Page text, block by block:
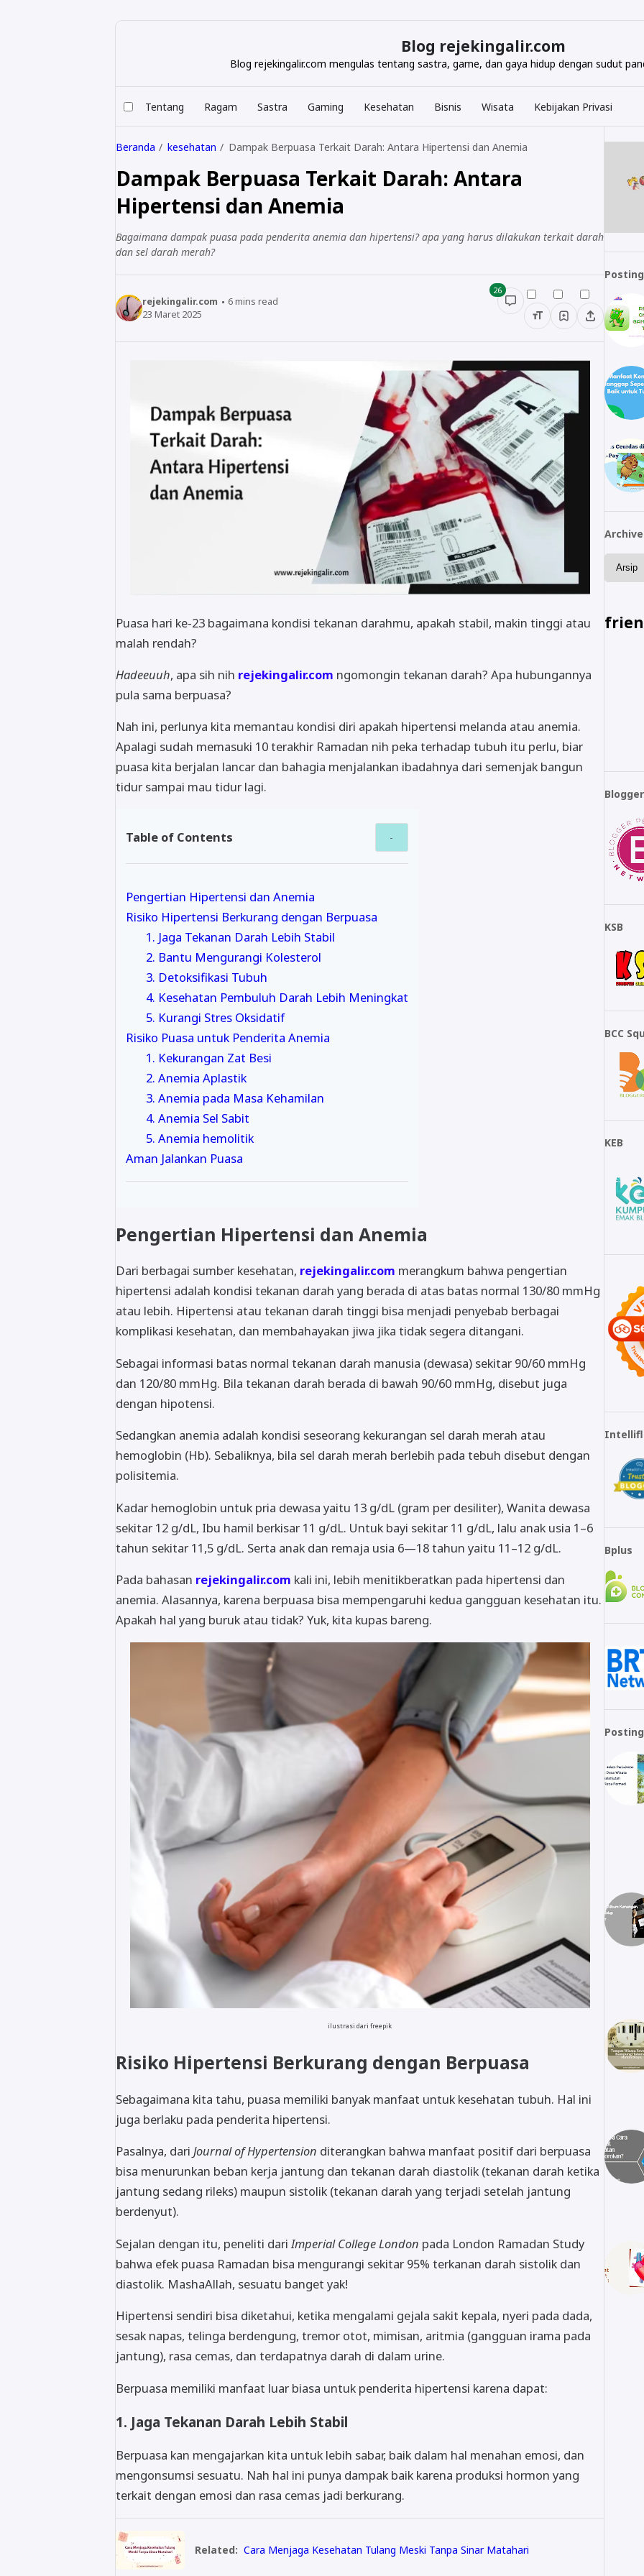
Blog rejekingalir.com
Blog rejekingalir.com mengulas tentang sastra, game, dan gaya hidup dengan sudut
Tentang Ragam Sastra Gaming Kesehatan Bisnis Wisata Kebijakan Privasi
Beranda kesehatan Dampak Berpuasa Terkait Darah: Antara Hipertensi dan Anemia
Dampak Berpuasa Terkait Darah: Antara
Hipertensi dan Anemia
Bagaimana dampak puasa pada penderita anemia dan hipertensi? apa yang harus dilakukan terkait darah
dan sel darah merah?
rejekingalir.com 6mins read
23 Maret 2025
26
Puasa hari ke-23 bagaimana kondisi tekanan darahmu, apakah stabil, makin tinggi atau
malah rendah?
Hadeeuuh, apa sih nih rejekingalir.com ngomongin tekanan darah? Apa hubungannya
pula sama berpuasa?
Nah ini, perlunya kita memantau kondisi diri apakah hipertensi melanda atau anemia.
Apalagi sudah memasuki 10 terakhir Ramadan nih peka terhadap tubuh itu perlu, biar
puasa kita berjalan lancar dan bahagia menjalankan ibadahnya dari semenjak bangun
tidur sampai mau tidur lagi.
Table of Contents
Pengertian Hipertensi dan Anemia
Risiko Hipertensi Berkurang dengan Berpuasa
1. Jaga Tekanan Darah Lebih Stabil
2. Bantu Mengurangi Kolesterol
3. Detoksifikasi Tubuh
4. Kesehatan Pembuluh Darah Lebih Meningkat
5. Kurangi Stres Oksidatif
Risiko Puasa untuk Penderita Anemia
1. Kekurangan Zat Besi
2. Anemia Aplastik
3. Anemia pada Masa Kehamilan
4. Anemia Sel Sabit
5. Anemia hemolitik
Aman Jalankan Puasa
Pengertian Hipertensi dan Anemia
Dari berbagai sumber kesehatan, rejekingalir.com merangkum bahwa pengertian
hipertensi adalah kondisi tekanan darah yang berada di atas batas normal 130/80 mmHg
atau lebih. Hipertensi atau tekanan darah tinggi bisa menjadi penyebab berbagai
komplikasi kesehatan, dan membahayakan jiwa jika tidak segera ditangani.
Sebagai informasi batas normal tekanan darah manusia (dewasa) sekitar 90/60 mmHg
dan 120/80 mmHg. Bila tekanan darah berada di bawah 90/60 mmHg, disebut juga
dengan hipotensi.
Sedangkan anemia adalah kondisi seseorang kekurangan sel darah merah atau
hemoglobin (Hb). Sebaliknya, bila sel darah merah berlebih pada tebuh disebut dengan
polisitemia.
Kadar hemoglobin untuk pria dewasa yaitu 13 g/dL (gram per desiliter), Wanita dewasa
sekitar 12 g/dL, Ibu hamil berkisar 11 g/dL. Untuk bayi sekitar 11 g/dL, lalu anak usia 1–6
tahun sekitar 11,5 g/dL. Serta anak dan remaja usia 6—18 tahun yaitu 11–12 g/dL.
Pada bahasan rejekingalir.com kali ini, lebih menitikberatkan pada hipertensi dan
anemia. Alasannya, karena berpuasa bisa mempengaruhi kedua gangguan kesehatan itu.
Apakah hal yang buruk atau tidak? Yuk, kita kupas bareng.
ilustrasi dari freepik
Risiko Hipertensi Berkurang dengan Berpuasa
Sebagaimana kita tahu, puasa memiliki banyak manfaat untuk kesehatan tubuh. Hal ini
juga berlaku pada penderita hipertensi.
Pasalnya, dari Journal of Hypertension diterangkan bahwa manfaat positif dari berpuasa
bisa menurunkan beban kerja jantung dan tekanan darah diastolik (tekanan darah ketika
jantung sedang rileks) maupun sistolik (tekanan darah yang terjadi setelah jantung
berdenyut).
Sejalan dengan itu, peneliti dariImperial College London pada London Ramadan Study
bahwa efek puasa Ramadan bisa mengurangi sekitar 95% terkanan darah sistolik dan
diastolik. MashaAllah, sesuatu banget yak!
Hipertensi sendiri bisa diketahui, ketika mengalami gejala sakit kepala, nyeri pada dada,
sesak napas, telinga berdengung, tremor otot, mimisan, aritmia (gangguan irama pada
jantung), rasa cemas, dan terdapatnya darah di dalam urine.
Berpuasa memiliki manfaat luar biasa untuk penderita hipertensi karena dapat:
1. Jaga Tekanan Darah Lebih Stabil
Berpuasa kan mengajarkan kita untuk lebih sabar, baik dalam hal menahan emosi, dan
mengonsumsi sesuatu. Nah hal ini punya dampak baik karena produksi hormon yang
terkait dengan emosi dan rasa cemas jadi berkurang.
Related: Cara Menjaga Kesehatan Tulang Meski Tanpa Sinar Matahari
Archive
KSB
BCC
KEB
Bplus